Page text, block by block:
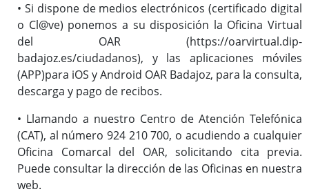
• Si dispone de medios electrónicos (certificado digital
o Cl@ve) ponemos a su disposición la Oficina Virtual
del OAR (https://oarvirtual.dip-
badajoz.es/ciudadanos), y las aplicaciones móviles
(APP)para iOS y Android OAR Badajoz, para la consulta,
descarga y pago de recibos.
• Llamando a nuestro Centro de Atención Telefónica
(CAT), al número 924 210 700, o acudiendo a cualquier
Oficina Comarcal del OAR, solicitando cita previa.
Puede consultar la dirección de las Oficinas en nuestra
web.